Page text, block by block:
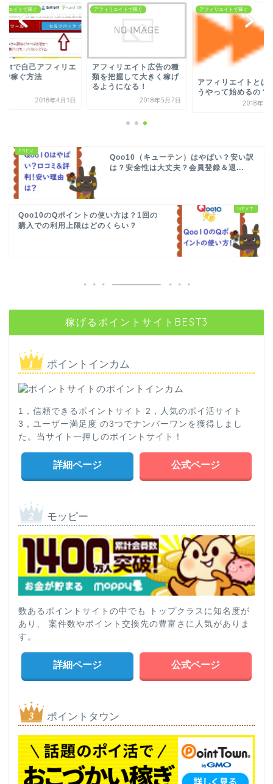
リエイトで稼ぐ
で自己アフィリエ
で稼ぐ方法
2018年4月1日
アフィリエイトで稼ぐ
アフィリエイト広告の種
類を把握して大きく稼げ
るようになる！
2018年5月7日
アフィリエイトで稼ぐ
アフィリエイトとは
うやって始めるの？
2018年5
Qoo10（キューテン）はやばい？安い訳
は？安全性は大丈夫？会員登録＆退...
Qoo10のQポイントの使い方は？1回の
購入での利用上限はどのくらい？
稼げるポイントサイトBEST3
ポイントインカム
1，信頼できるポイントサイト 2，人気のポイ活サイト
3，ユーザー満足度 の3つでナンバーワンを獲得しまし
た。当サイト一押しのポイントサイト！
詳細ページ 公式ページ
モッピー
数あるポイントサイトの中でも トップクラスに知名度が
あり、 案件数やポイント交換先の豊富さに人気がありま
す。
詳細ページ 公式ページ
ポイントタウン